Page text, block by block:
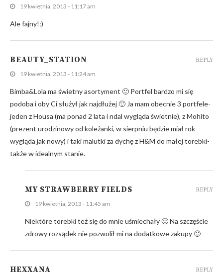
19 kwietnia, 2013 - 11:17 am
Ale fajny!:)
BEAUTY_STATION
19 kwietnia, 2013 - 11:24 am
Bimba&Lola ma świetny asortyment 🙂 Portfel bardzo mi się
podoba i oby Ci służył jak najdłużej 🙂 Ja mam obecnie 3 portfele-
jeden z Housa (ma ponad 2 lata i ndal wygląda świetnie), z Mohito
(prezent urodzinowy od koleżanki, w sierpniu będzie miał rok-
wygląda jak nowy) i taki malutki za dychę z H&M do małej torebki-
także w idealnym stanie.
REPLY
MY STRAWBERRY FIELDS
19 kwietnia, 2013 - 11:45 am
Niektóre torebki też się do mnie uśmiechały 🙂 Na szczęście
zdrowy rozsądek nie pozwolił mi na dodatkowe zakupy 🙂
REPLY
HEXXANA REPLY